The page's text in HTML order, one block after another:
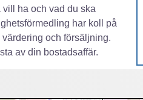
ha och vad du ska
har koll på
och försäljning.
av din bostadsaffär.